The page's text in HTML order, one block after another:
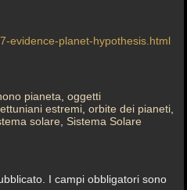
evidence-planet-hypothesis.html
pianeta ,oggetti
estremi ,orbite dei pianeti
solare
Sistema Solare
I campi obbligatori sono